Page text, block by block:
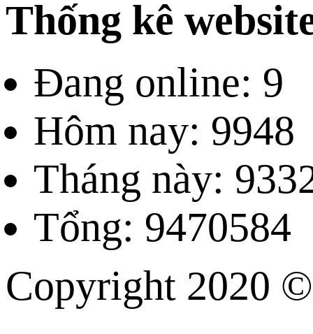
Thống kê
Đang online: 9
Hôm nay: 9948
Tháng này:
Tổng: 9470584
Copyright 2020